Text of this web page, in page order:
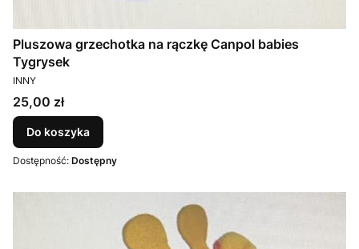
Pluszowa grzechotka na rączkę Canpol babies
Tygrysek
PRODUCENT
INNY
Cena
25,00 zł
Do koszyka
Dostępność: Dostępny